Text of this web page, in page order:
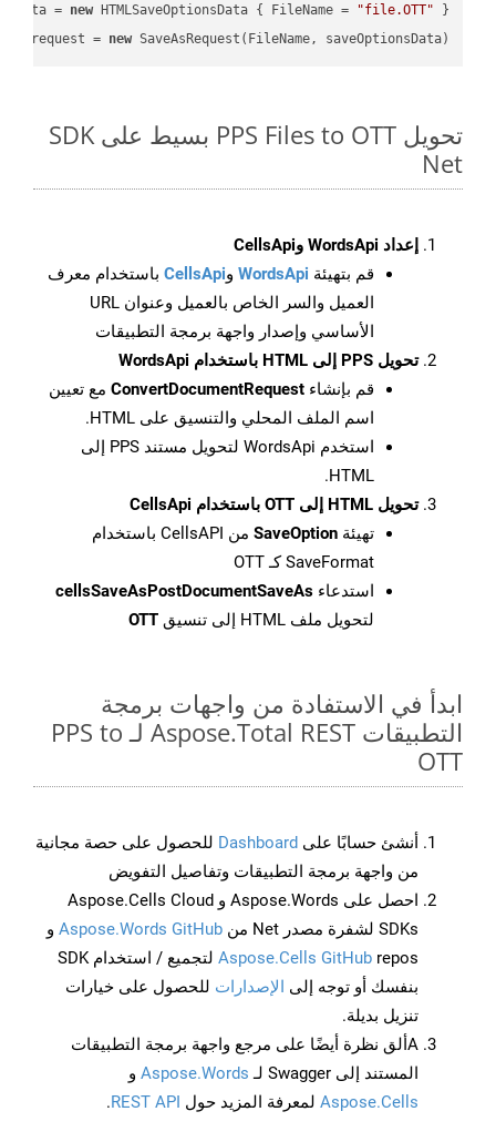
= new HTMLSaveOptionsData { FileName = "file.OTT" };
request = new SaveAsRequest(FileName, saveOptionsData);
تحويل PPS Files to OTT بسيط على SDK
Net
إعداد WordsApi وCellsApi
قم بتهيئة WordsApi وCellsApi باستخدام معرف
العميل والسر الخاص بالعميل وعنوان URL
الأساسي وإصدار واجهة برمجة التطبيقات
تحويل PPS إلى HTML باستخدام WordsApi
قم بإنشاء ConvertDocumentRequest مع تعيين
اسم الملف المحلي والتنسيق على HTML.
استخدم WordsApi لتحويل مستند PPS إلى
HTML.
تحويل HTML إلى OTT باستخدام CellsApi
تهيئة SaveOption
من CellsAPI باستخدام
SaveFormat كـ OTT
استدعاء cellsSaveAsPostDocumentSaveAs
لتحويل ملف HTML إلى تنسيق
OTT
ابدأ في الاستفادة من واجهات برمجة
التطبيقات Aspose.Total REST لـ PPS to
OTT
أنشئ حسابًا على Dashboard للحصول على حصة مجانية
من واجهة برمجة التطبيقات وتفاصيل التفويض
احصل على Aspose.Words و Aspose.Cells Cloud
SDKs لشفرة مصدر Net من
Aspose.Words GitHub و
Aspose.Cells GitHub
repos لتجميع / استخدام SDK
بنفسك أو توجه إلى الإصدارات للحصول على خيارات
تنزيل بديلة.
Aألق نظرة أيضًا على مرجع واجهة برمجة التطبيقات
المستند إلى Swagger لـ
Aspose.Words و
Aspose.Cells لمعرفة المزيد حول REST API
.